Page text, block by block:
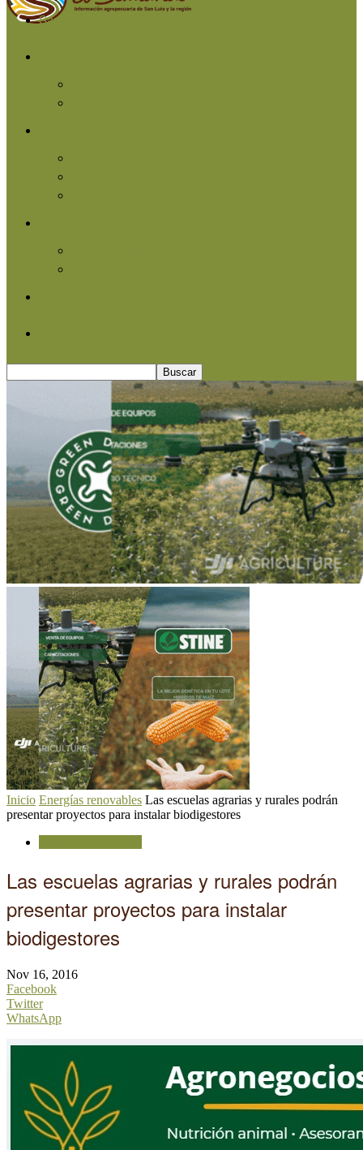
San Luis
Inicio Energías renovables Las escuelas agrarias y rurales podrán
presentar proyectos para instalar biodigestores
Las escuelas agrarias y rurales podrán
presentar proyectos para instalar
biodigestores
Nov 16, 2016
Facebook
Twitter
WhatsApp